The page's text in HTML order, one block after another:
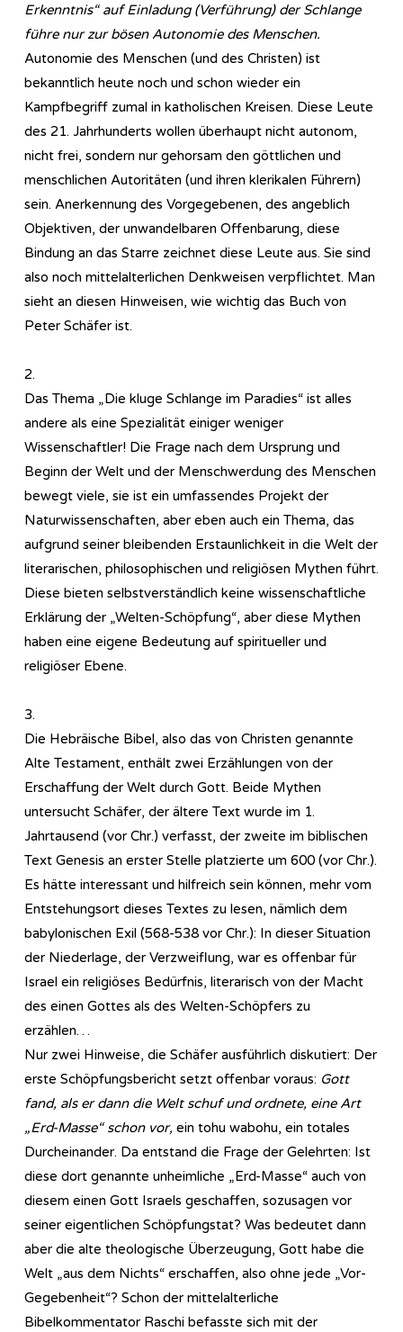
Erkenntnis“ auf Einladung (Verführung) der Schlange
führe nur zur bösen Autonomie des Menschen.
Autonomie des Menschen (und des Christen) ist
bekanntlich heute noch und schon wieder ein
Kampfbegriff zumal in katholischen Kreisen. Diese Leute
des 21. Jahrhunderts wollen überhaupt nicht autonom,
nicht frei, sondern nur gehorsam den göttlichen und
menschlichen Autoritäten (und ihren klerikalen Führern)
sein. Anerkennung des Vorgegebenen, des angeblich
Objektiven, der unwandelbaren Offenbarung, diese
Bindung an das Starre zeichnet diese Leute aus. Sie sind
also noch mittelalterlichen Denkweisen verpflichtet. Man
sieht an diesen Hinweisen, wie wichtig das Buch von
Peter Schäfer ist.
2.
Das Thema „Die kluge Schlange im Paradies“ ist alles
andere als eine Spezialität einiger weniger
Wissenschaftler! Die Frage nach dem Ursprung und
Beginn der Welt und der Menschwerdung des Menschen
bewegt viele, sie ist ein umfassendes Projekt der
Naturwissenschaften, aber eben auch ein Thema, das
aufgrund seiner bleibenden Erstaunlichkeit in die Welt der
literarischen, philosophischen und religiösen Mythen führt.
Diese bieten selbstverständlich keine wissenschaftliche
Erklärung der „Welten-Schöpfung“, aber diese Mythen
haben eine eigene Bedeutung auf spiritueller und
religiöser Ebene.
3.
Die Hebräische Bibel, also das von Christen genannte
Alte Testament, enthält zwei Erzählungen von der
Erschaffung der Welt durch Gott. Beide Mythen
untersucht Schäfer, der ältere Text wurde im 1.
Jahrtausend (vor Chr.) verfasst, der zweite im biblischen
Text Genesis an erster Stelle platzierte um 600 (vor Chr.).
Es hätte interessant und hilfreich sein können, mehr vom
Entstehungsort dieses Textes zu lesen, nämlich dem
babylonischen Exil (568-538 vor Chr.): In dieser Situation
der Niederlage, der Verzweiflung, war es offenbar für
Israel ein religiöses Bedürfnis, literarisch von der Macht
des einen Gottes als des Welten-Schöpfers zu
erzählen…
Nur zwei Hinweise, die Schäfer ausführlich diskutiert: Der
erste Schöpfungsbericht setzt offenbar voraus: Gott
fand, als er dann die Welt schuf und ordnete, eine Art
„Erd-Masse“ schon vor, ein tohu wabohu, ein totales
Durcheinander. Da entstand die Frage der Gelehrten: Ist
diese dort genannte unheimliche „Erd-Masse“ auch von
diesem einen Gott Israels geschaffen, sozusagen vor
seiner eigentlichen Schöpfungstat? Was bedeutet dann
aber die alte theologische Überzeugung, Gott habe die
Welt „aus dem Nichts“ erschaffen, also ohne jede „Vor-
Gegebenheit“? Schon der mittelalterliche
Bibelkommentator Raschi befasste sich mit der